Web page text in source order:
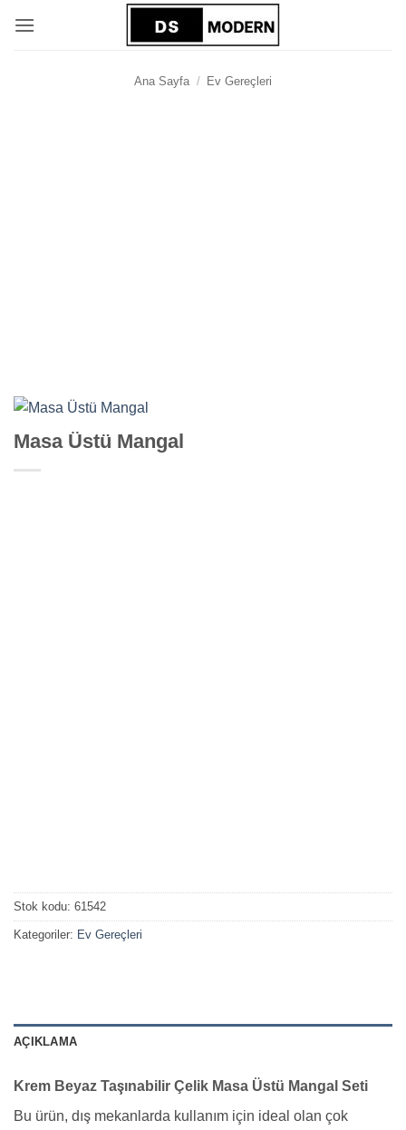
atla
Ana Sayfa / Ev Gereçleri
Masa Üstü Mangal
Stok kodu: 61542
Kategoriler: Ev Gereçleri
AÇIKLAMA
Krem Beyaz Taşınabilir Çelik Masa Üstü Mangal Seti
Bu ürün, dış mekanlarda kullanım için ideal olan çok